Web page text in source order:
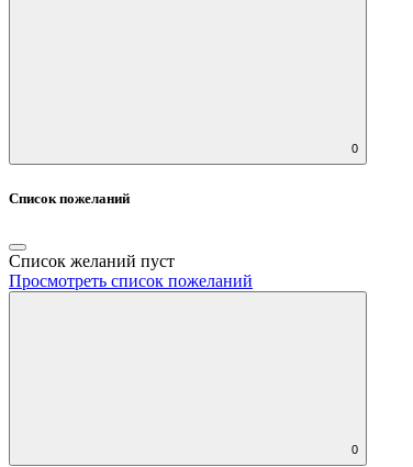
0
Список пожеланий
Список желаний пуст
Просмотреть список пожеланий
0